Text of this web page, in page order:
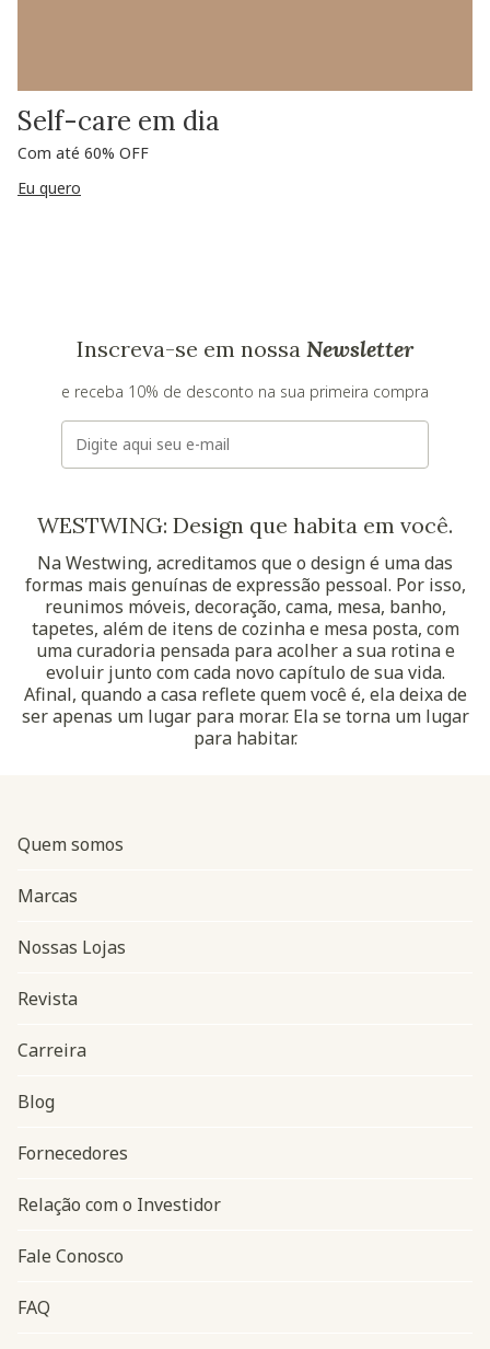
Self-care em dia
Com até 60% OFF
Eu quero
Inscreva-se em nossa Newsletter
e receba 10% de desconto na sua primeira compra
E-mail
WESTWING: Design que habita em você.
Na Westwing, acreditamos que o design é uma das
formas mais genuínas de expressão pessoal. Por isso,
reunimos móveis, decoração, cama, mesa, banho,
tapetes, além de itens de cozinha e mesa posta, com
uma curadoria pensada para acolher a sua rotina e
evoluir junto com cada novo capítulo de sua vida.
Afinal, quando a casa reflete quem você é, ela deixa de
ser apenas um lugar para morar. Ela se torna um lugar
para habitar.
Navegação do rodapé
Quem somos
Marcas
Nossas Lojas
Revista
Carreira
Blog
Fornecedores
Relação com o Investidor
Fale Conosco
FAQ